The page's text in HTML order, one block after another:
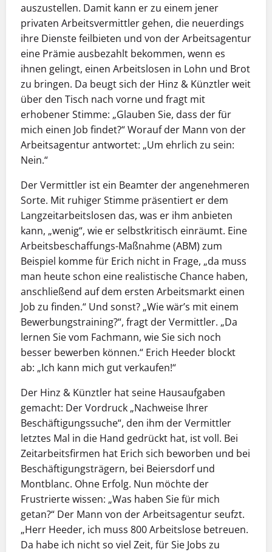
auszustellen. Damit kann er zu einem jener
privaten Arbeitsvermittler gehen, die neuerdings
ihre Dienste feilbieten und von der Arbeitsagentur
eine Prämie ausbezahlt bekommen, wenn es
ihnen gelingt, einen Arbeitslosen in Lohn und Brot
zu bringen. Da beugt sich der Hinz & Künztler weit
über den Tisch nach vorne und fragt mit
erhobener Stimme: „Glauben Sie, dass der für
mich einen Job findet?“ Worauf der Mann von der
Arbeitsagentur antwortet: „Um ehrlich zu sein:
Nein.“
Der Vermittler ist ein Beamter der angenehmeren
Sorte. Mit ruhiger Stimme präsentiert er dem
Langzeitarbeitslosen das, was er ihm anbieten
kann, „wenig“, wie er selbstkritisch einräumt. Eine
Arbeitsbeschaffungs-Maßnahme (ABM) zum
Beispiel komme für Erich nicht in Frage, „da muss
man heute schon eine realistische Chance haben,
anschließend auf dem ersten Arbeitsmarkt einen
Job zu finden.“ Und sonst? „Wie wär’s mit einem
Bewerbungstraining?“, fragt der Vermittler. „Da
lernen Sie vom Fachmann, wie Sie sich noch
besser bewerben können.“ Erich Heeder blockt
ab: „Ich kann mich gut verkaufen!“
Der Hinz & Künztler hat seine Hausaufgaben
gemacht: Der Vordruck „Nachweise Ihrer
Beschäftigungssuche“, den ihm der Vermittler
letztes Mal in die Hand gedrückt hat, ist voll. Bei
Zeitarbeitsfirmen hat Erich sich beworben und bei
Beschäftigungsträgern, bei Beiersdorf und
Montblanc. Ohne Erfolg. Nun möchte der
Frustrierte wissen: „Was haben Sie für mich
getan?“ Der Mann von der Arbeitsagentur seufzt.
„Herr Heeder, ich muss 800 Arbeitslose betreuen.
Da habe ich nicht so viel Zeit, für Sie Jobs zu